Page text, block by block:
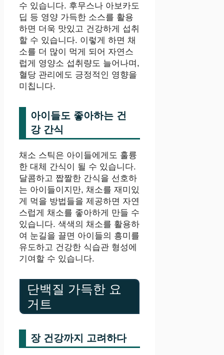
수 있습니다. 후무스나 아보카도
딥 등 영양 가득한 소스를 활용
하면 더욱 맛있고 건강하게 섭취
할 수 있습니다. 이렇게 하면 채
소를 더 많이 먹게 되어 자연스
럽게 영양소 섭취량도 늘어나며,
혈당 관리에도 긍정적인 영향을
미칩니다.
아이들도 좋아하는 건
강 간식
채소 스틱은 아이들에게도 훌륭
한 대체 간식이 될 수 있습니다.
달콤하고 짭짤한 간식을 선호하
는 아이들이지만, 채소를 재미있
게 먹을 방법들을 제공하면 자연
스럽게 채소를 좋아하게 만들 수
있습니다. 색색의 채소를 활용하
여 눈길을 끌면 아이들의 흥미를
유도하고 건강한 식습관 형성에
기여할 수 있습니다.
단백질 가득한 요
거트
장 건강까지 고려하다